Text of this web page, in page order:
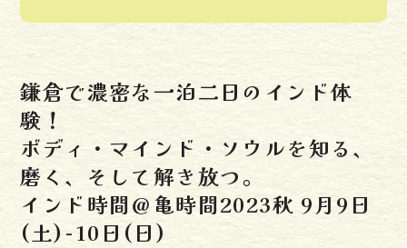
鎌倉で濃密な一泊二日のインド体
験！
ボディ・マインド・ソウルを知る、
磨く、そして解き放つ。
インド時間＠亀時間2023秋 9月9日
(土)-10日(日)